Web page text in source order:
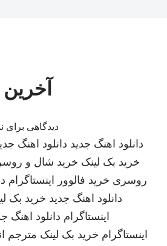
دیدگاهی برای
دانلود اهنگ جدید دانلود اهنگ
خرید بک لینک خرید شال و
روسری خرید فالوور اینستاگرام
دانلود اهنگ جدید خرید بک
اینستاگرام دانلود اهنگ
اینستاگرام خرید بک لینک مترجم